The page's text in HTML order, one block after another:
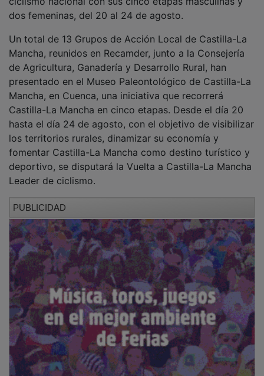
dos femeninas, del 20 al 24 de agosto.
Mancha, reunidos en Recamder, junto a la Consejería
de Agricultura, Ganadería y Desarrollo Rural, han
presentado en el Museo Paleontológico de Castilla-La
Mancha, en Cuenca, una iniciativa que recorrerá
Castilla-La Mancha en cinco etapas. Desde el día 20
hasta el día 24 de agosto, con el objetivo de visibilizar
los territorios rurales, dinamizar su economía y
fomentar Castilla-La Mancha como destino turístico y
deportivo, se disputará la Vuelta a Castilla-La Mancha
Leader de ciclismo.